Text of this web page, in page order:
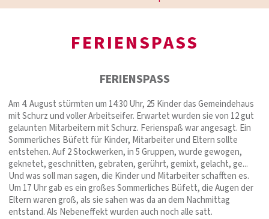
FERIENSPASS
FERIENSPASS
Am 4. August stürmten um 14:30 Uhr, 25 Kinder das Gemeindehaus
mit Schurz und voller Arbeitseifer. Erwartet wurden sie von 12 gut
gelaunten Mitarbeitern mit Schurz. Ferienspaß war angesagt. Ein
Sommerliches Büfett für Kinder, Mitarbeiter und Eltern sollte
entstehen. Auf 2 Stockwerken, in 5 Gruppen, wurde gewogen,
geknetet, geschnitten, gebraten, gerührt, gemixt, gelacht, ge...
Und was soll man sagen, die Kinder und Mitarbeiter schafften es.
Um 17 Uhr gab es ein großes Sommerliches Büfett, die Augen der
Eltern waren groß, als sie sahen was da an dem Nachmittag
entstand. Als Nebeneffekt wurden auch noch alle satt.